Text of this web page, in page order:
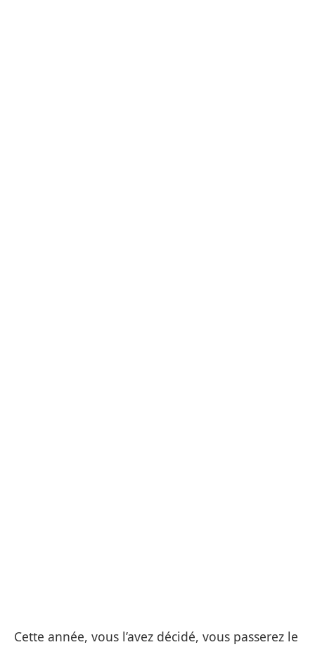
Cette année, vous l’avez décidé, vous passerez le